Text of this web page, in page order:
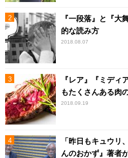
『一段落』と『大
的な読み方
2018.08.07
『レア』『ミディ
もたくさんある肉
2018.09.19
「昨日もキュウリ
んのおかず』著者